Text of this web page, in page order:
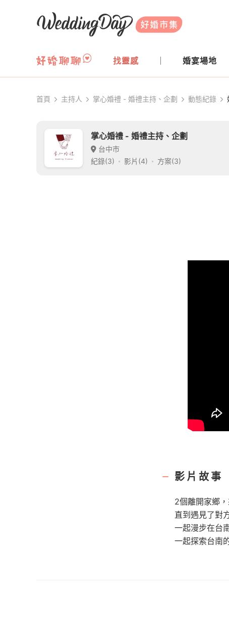
WeddingDay 好婚市集
找靈感 婚宴場地
首頁 主持人 掌心婚禮 - 婚禮主持、企劃 動態紀錄
掌心婚禮 - 婚禮主持、企劃
台中市
紀錄(3)
影片(4) 方案(3)
影片故事
2個離開家鄉
直到遇見了對
一起漫步在台
一起探索台南